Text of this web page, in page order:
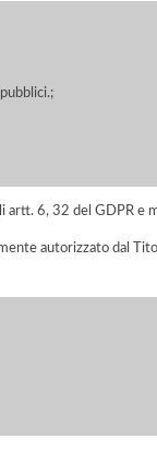
6, 32 del GDPR e
autorizzato dal